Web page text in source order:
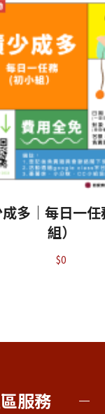
多｜每日一
組）
$0
服務